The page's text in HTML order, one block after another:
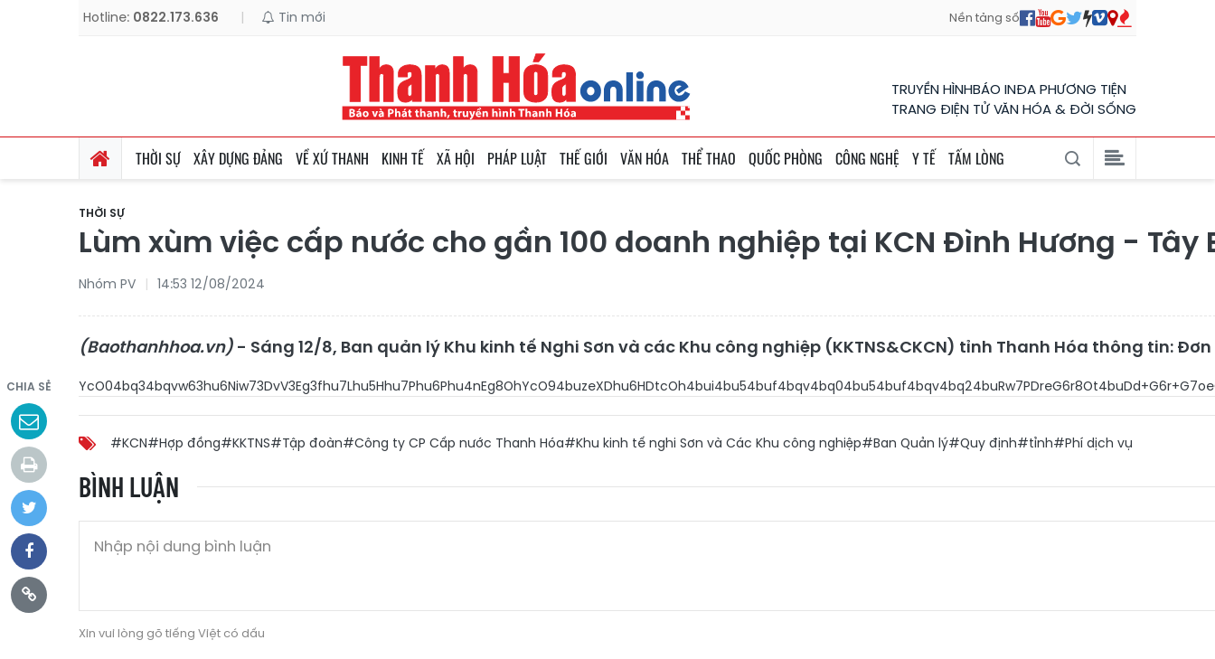
Hotline: 0822.173.636 | Tin mới Nền tảng số
TRUYỀN HÌNHBÁO INĐA PHƯƠNG TIỆN
TRANG ĐIỆN TỬ VĂN HÓA & ĐỜI SỐNG
THỜI SỰ XÂY DỰNG ĐẢNG VỀ XỨ THANH KINH TẾ XÃ HỘI PHÁP LUẬT THẾ GIỚI VĂN HÓA THỂ THAO QUỐC PHÒNG CÔNG NGHỆ Y TẾ TẤM LÒNG
THỜI SỰ
Lùm xùm việc cấp nước cho gần 100 doanh nghiệp tại KCN Đình Hương -
Nhóm PV 14:53 12/08/2024
(Baothanhhoa.vn) - Sáng 12/8, Ban quản lý Khu kinh tế Nghi Sơn và các Khu công nghiệp (KKTNS&CKCN) tỉnh Thanh Hóa thông
CHIA SẺ
#KCN#Hợp đồng#KKTNS#Tập đoàn#Công ty CP Cấp nước Thanh Hóa#Khu kinh tế nghi Sơn và Các Khu công nghiệp#Ban Quản lý#Quy định#tỉnh#Phí dịch vụ
BÌNH LUẬN
Xin vui lòng gõ tiếng Việt có dấu